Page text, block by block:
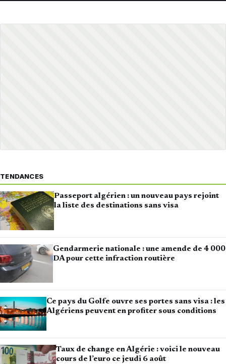
TENDANCES
Passeport algérien : un nouveau pays rejoint
la liste des destinations sans visa
Gendarmerie nationale : une amende de 4 000
DA pour cette infraction routière
Ce pays du Golfe ouvre ses portes sans visa : les
Algériens peuvent en profiter sous conditions
Taux de change en Algérie : voici le nouveau
cours de l’euro ce jeudi 6 août